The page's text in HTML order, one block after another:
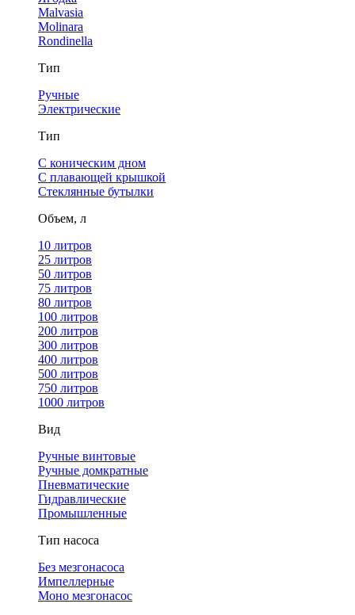
Malvasia
Molinara
Rondinella
Тип
Ручные
Электрические
Тип
С коническим дном
С плавающей крышкой
Стеклянные бутылки
Объем, л
10 литров
25 литров
50 литров
75 литров
80 литров
100 литров
200 литров
300 литров
400 литров
500 литров
750 литров
1000 литров
Вид
Ручные винтовые
Ручные домкратные
Пневматические
Гидравлические
Промышленные
Тип насоса
Без мезгонасоса
Импеллерные
Моно мезгонасос